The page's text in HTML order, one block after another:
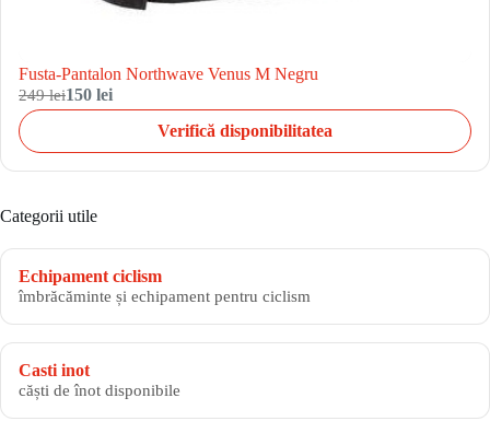
Fusta-Pantalon Northwave Venus M Negru
249 lei150 lei
Verifică disponibilitatea
Categorii utile
Echipament ciclism
îmbrăcăminte și echipament pentru ciclism
Casti inot
căști de înot disponibile